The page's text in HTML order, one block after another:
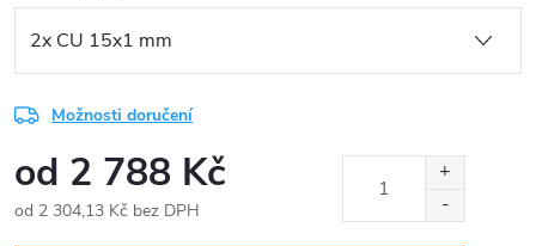
Možnosti doručení
od 2 788 Kč
od 2 304,13 Kč bez DPH